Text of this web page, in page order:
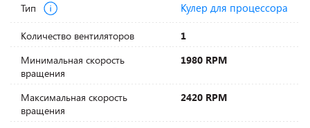
Тип Кулер для процессора
Количество вентиляторов
1
Минимальная скорость
вращения
1980 RPM
Максимальная скорость
вращения
2420 RPM